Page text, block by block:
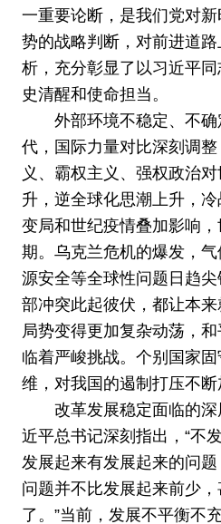
一重要论断，是我们党对
势的战略判断，对前进道
析，充分彰显了以习近平
史清醒和使命担当。
外部环境不稳定、不
代，国际力量对比深刻调
义、霸权主义、强权政治
升，逆全球化思潮上升，
变局和世纪疫情叠加影响
期。乌克兰危机的爆发，
源安全等全球性问题日趋
部冲突此起彼伏，都让本
局势变得更加复杂动荡，
临着严峻挑战。个别国家
维，对我国的遏制打压不断
改革发展稳定面临的
近平总书记深刻指出，“不
发展起来有发展起来的问
问题并不比发展起来前少
了。”当前，发展不平衡不